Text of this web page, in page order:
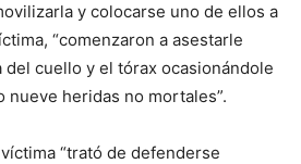
y colocarse uno de ellos a
“comenzaron a asestarle
del cuello y el tórax ocasionándole
nueve heridas no mortales”.
“trató de defenderse